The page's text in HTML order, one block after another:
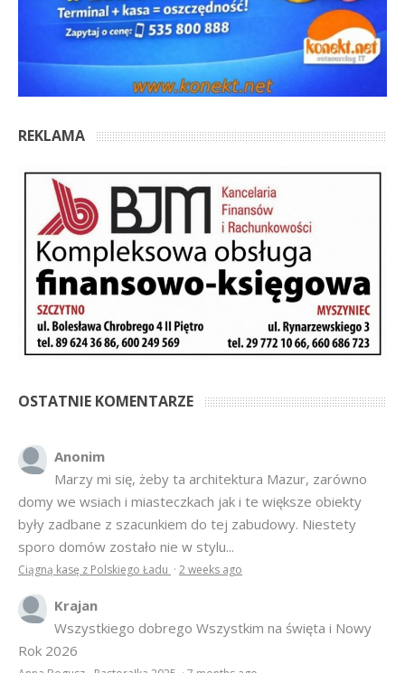
REKLAMA
OSTATNIE KOMENTARZE
Anonim
Marzy mi się, żeby ta architektura Mazur, zarówno
domy we wsiach i miasteczkach jak i te większe obiekty
były zadbane z szacunkiem do tej zabudowy. Niestety
sporo domów zostało nie w stylu...
Ciągną kasę z Polskiego Ładu · 2 weeks ago
Krajan
Wszystkiego dobrego Wszystkim na święta i Nowy
Rok 2026